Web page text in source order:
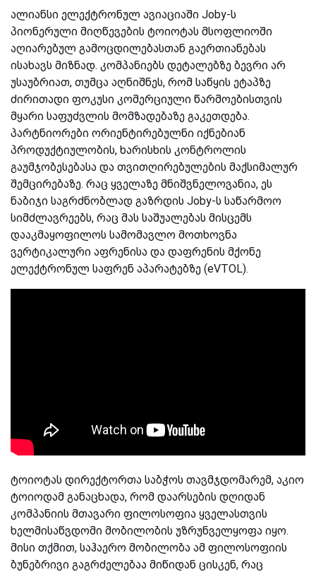
ალიანსი ელექტრონულ ავიაციაში Joby-ს
პიონერული მიღწევების ტოიოტას მსოფლიოში
აღიარებულ გამოცდილებასთან გაერთიანებას
ისახავს მიზნად. კომპანიებს დეტალებზე ბევრი არ
უსაუბრიათ, თუმცა აღნიშნეს, რომ საწყის ეტაპზე
ძირითადი ფოკუსი კომერციული წარმოებისთვის
მყარი საფუძვლის მომზადებაზე გაკეთდება.
პარტნიორები ორიენტირებულნი იქნებიან
პროდუქტიულობის, ხარისხის კონტროლის
გაუმჯობესებასა და თვითღირებულების მაქსიმალურ
შემცირებაზე. რაც ყველაზე მნიშვნელოვანია, ეს
ნაბიჯი საგრძნობლად გაზრდის Joby-ს საწარმოო
სიმძლავრეებს, რაც მას საშუალებას მისცემს
დააკმაყოფილოს სამომავლო მოთხოვნა
ვერტიკალური აფრენისა და დაფრენის მქონე
ელექტრონულ საფრენ აპარატებზე (eVTOL).
ტოიოტას დირექტორთა საბჭოს თავმჯდომარემ, აკიო
ტოიოდამ განაცხადა, რომ დაარსების დღიდან
კომპანიის მთავარი ფილოსოფია ყველასთვის
ხელმისაწვდომი მობილობის უზრუნველყოფა იყო.
მისი თქმით, საჰაერო მობილობა ამ ფილოსოფიის
ბუნებრივი გაგრძელებაა მიწიდან ცისკენ, რაც